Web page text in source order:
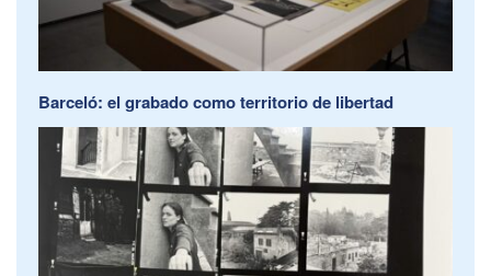
Barceló: el grabado como territorio de libertad